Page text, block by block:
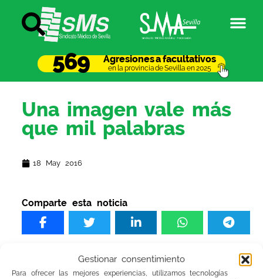
Gestionar consentimiento
Para ofrecer las mejores experiencias, utilizamos tecnologías
Agresiones a facultativos
en la provincia de Sevilla en 2025
569
Una imagen vale más
que mil palabras
18 May 2016
Comparte esta noticia